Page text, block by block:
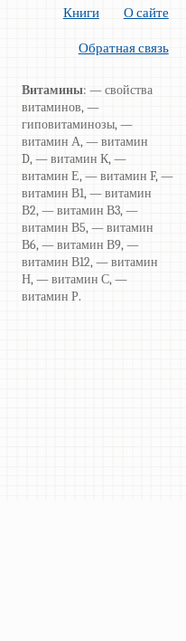
Книги О сайте
Обратная связь
Витамины: — свойства
витаминов, —
гиповитаминозы, —
витамин А, — витамин
D, — витамин К, —
витамин Е, — витамин F, —
витамин В1, — витамин
В2, — витамин В3, —
витамин В5, — витамин
В6, — витамин В9, —
витамин В12, — витамин
Н, — витамин С, —
витамин Р.